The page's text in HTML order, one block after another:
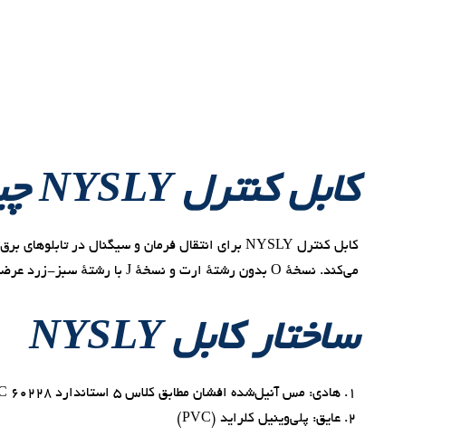
کابل کنترل NYSLY چیست؟
می‌کند. نسخهٔ O بدون رشتهٔ ارت و نسخهٔ J با رشتهٔ سبز-زرد عرضه می‌شود.
ساختار کابل NYSLY
هادی: مس آنیل‌شده افشان مطابق کلاس ۵ استاندارد IEC ۶۰۲۲۸
عایق: پلی‌وینیل کلراید (PVC)